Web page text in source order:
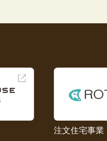
注文住宅事業